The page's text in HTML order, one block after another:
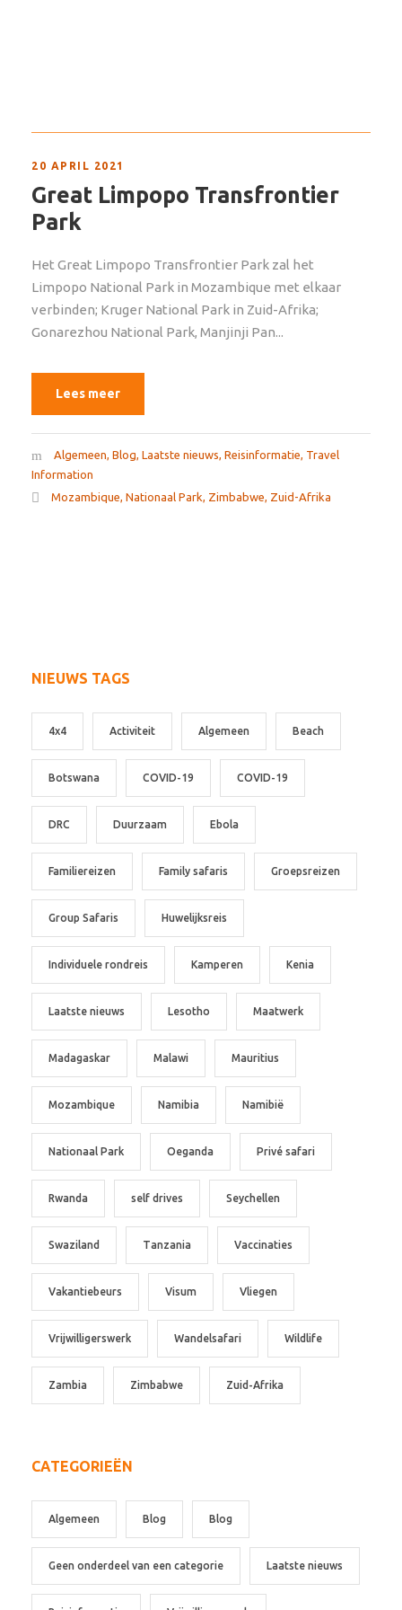
20 APRIL 2021
Great Limpopo Transfrontier
Park
Het Great Limpopo Transfrontier Park zal het
Limpopo National Park in Mozambique met elkaar
verbinden; Kruger National Park in Zuid-Afrika;
Gonarezhou National Park, Manjinji Pan...
Lees meer
Algemeen, Blog, Laatste nieuws, Reisinformatie, Travel
Information
Mozambique, Nationaal Park, Zimbabwe, Zuid-Afrika
NIEUWS TAGS
4x4 Activiteit Algemeen Beach
Botswana COVID-19 COVID-19
DRC Duurzaam Ebola
Familiereizen Family safaris Groepsreizen
Group Safaris Huwelijksreis
Individuele rondreis Kamperen Kenia
Laatste nieuws Lesotho Maatwerk
Madagaskar Malawi Mauritius
Mozambique Namibia Namibië
Nationaal Park Oeganda Privé safari
Rwanda self drives Seychellen
Swaziland Tanzania Vaccinaties
Vakantiebeurs Visum Vliegen
Vrijwilligerswerk Wandelsafari Wildlife
Zambia Zimbabwe Zuid-Afrika
CATEGORIEËN
Algemeen Blog Blog
Geen onderdeel van een categorie Laatste nieuws